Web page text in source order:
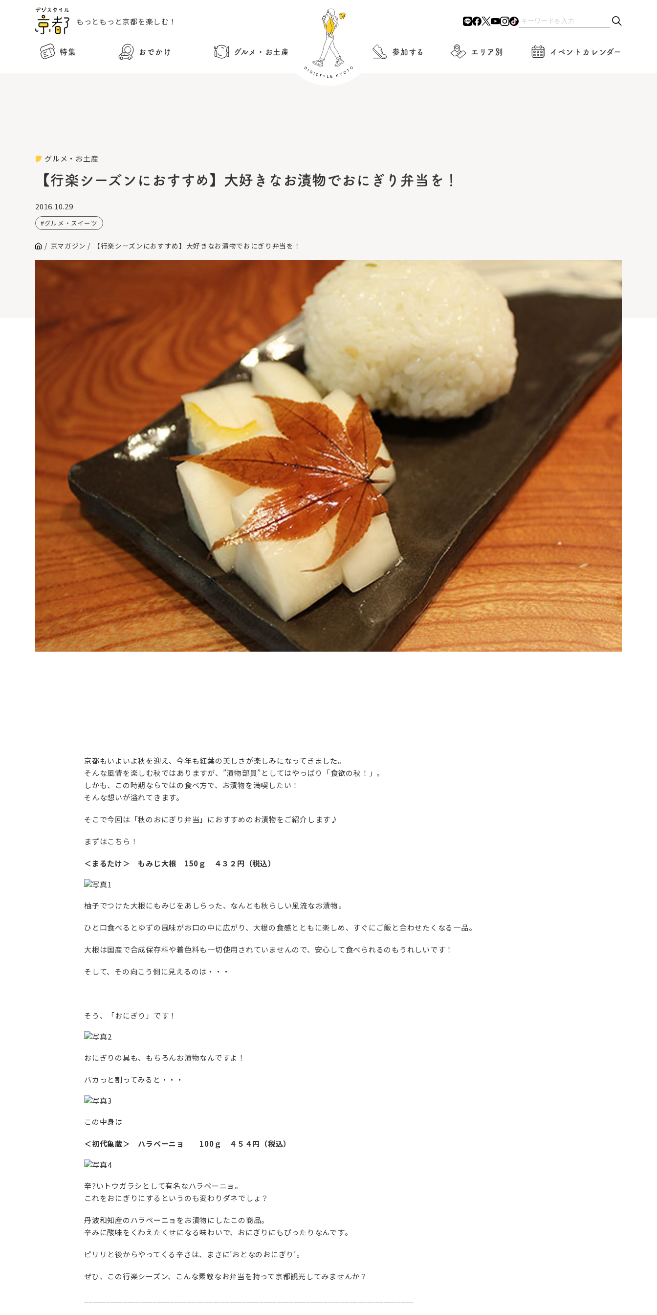
もっともっと京都を楽しむ！
特集 おでかけ グルメ・お土産 参加する エリア別 イベントカレンダー
グルメ・お土産
【行楽シーズンにおすすめ】大好きなお漬物でおにぎり弁当を！
2016.10.29
グルメ・スイーツ
京マガジン 【行楽シーズンにおすすめ】大好きなお漬物でおにぎり弁当を！
京都もいよいよ秋を迎え、今年も紅葉の美しさが楽しみになってきました。
そんな風情を楽しむ秋ではありますが、”漬物部員”としてはやっぱり「食欲の秋！」。
しかも、この時期ならではの食べ方で、お漬物を満喫したい！
そんな想いが溢れてきます。
そこで今回は「秋のおにぎり弁当」におすすめのお漬物をご紹介します♪
まずはこちら！
＜まるたけ＞ もみじ大根 150ｇ ４３２円（税込）
柚子でつけた大根にもみじをあしらった、なんとも秋らしい風流なお漬物。
ひと口食べるとゆずの風味がお口の中に広がり、大根の食感とともに楽しめ、すぐにご飯と合わせたくなる一品。
大根は国産で合成保存料や着色料も一切使用されていませんので、安心して食べられるのもうれしいです！
そして、その向こう側に見えるのは・・・
そう、「おにぎり」です！
おにぎりの具も、もちろんお漬物なんですよ！
パカっと割ってみると・・・
この中身は
＜初代亀蔵＞ ハラペーニョ 100ｇ ４５４円（税込）
辛?いトウガラシとして有名なハラペーニョ。
これをおにぎりにするというのも変わりダネでしょ？
丹波和知産のハラペーニョをお漬物にしたこの商品。
辛みに酸味をくわえたくせになる味わいで、おにぎりにもぴったりなんです。
ピリリと後からやってくる辛さは、まさに’おとなのおにぎり’。
ぜひ、この行楽シーズン、こんな素敵なお弁当を持って京都観光してみませんか？